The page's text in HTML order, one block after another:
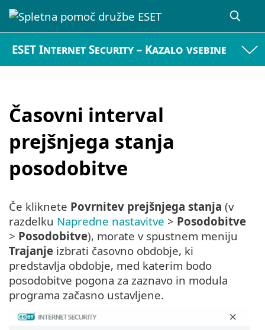
ESET Internet Security – Kazalo vsebine
Časovni interval
prejšnjega stanja
posodobitve
Če kliknete Povrnitev prejšnjega stanja (v
razdelku Napredne nastavitve > Posodobitve
> Posodobitve), morate v spustnem meniju
Trajanje izbrati časovno obdobje, ki
predstavlja obdobje, med katerim bodo
posodobitve pogona za zaznavo in modula
programa začasno ustavljene.